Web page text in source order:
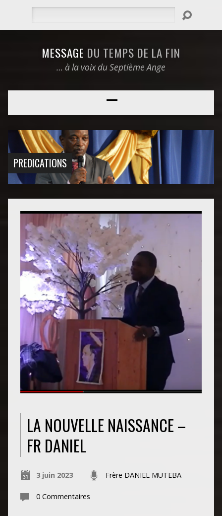
MESSAGE DU TEMPS DE LA FIN
… à la voix du Septième Ange
PREDICATIONS
LA NOUVELLE NAISSANCE –
FR DANIEL
3 juin 2023 Frère DANIEL MUTEBA
0 Commentaires